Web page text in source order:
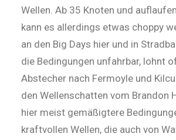
Wellen. Ab 35 Knoten und
kann es allerdings etwas choppy
an den Big Days hier und in
die Bedingungen unfahrbar, lohnt
Abstecher nach Fermoyle und
den Wellenschatten vom Brandon
hier meist gemäßigtere
kraftvollen Wellen, die auch von